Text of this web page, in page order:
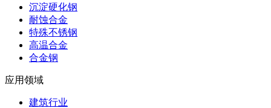
沉淀硬化钢
耐蚀合金
特殊不锈钢
高温合金
合金钢
应用领域
建筑行业